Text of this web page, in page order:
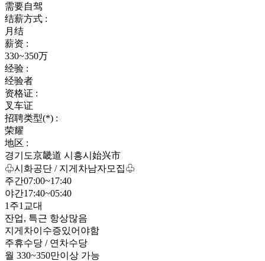
需要自驾
结薪方式 :
月结
薪资 :
330~350万
经验 :
经验者
资格证 :
叉车证
招聘类型(*) :
荣耀
地区 :
경기도京畿道 시흥시始兴市
♧시화공단 / 지게차남자모집♧
주간07:00~17:40
야간17:40~05:40
1주1교대
잔업, 특근 항상많음
지게차이수증있어야함
주휴수당 / 연차수당
월 330~350만이상 가능